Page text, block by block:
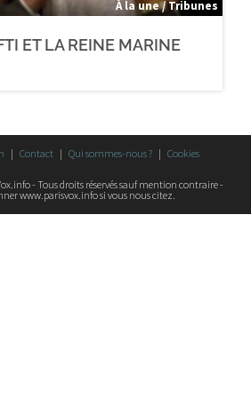
À la une / Tribunes
ET LA REINE MARINE
Contact Qui sommes-nous ? Cookies
- Tous droits réservés sauf mention contraire -
www.parisvox.info si vous nous citez.